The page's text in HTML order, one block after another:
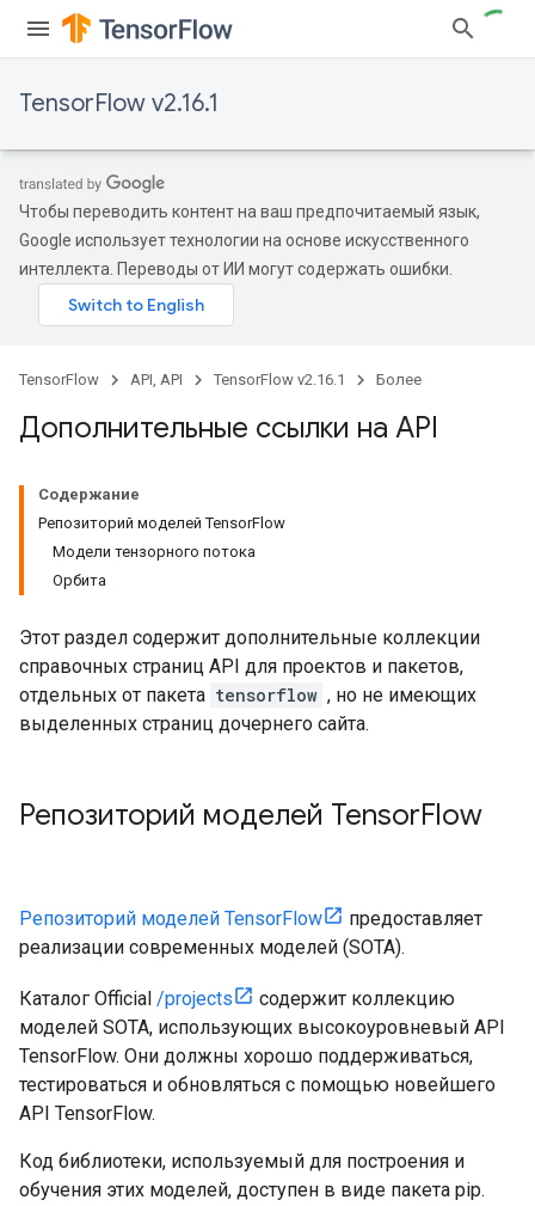
TensorFlow v2.16.1
Чтобы переводить контент на ваш предпочитаемый язык,
Google использует технологии на основе искусственного
интеллекта. Переводы от ИИ могут содержать ошибки.
TensorFlow API, API TensorFlow v2.16.1 Более
Дополнительные ссылки на API
Содержание
Репозиторий моделей TensorFlow
Модели тензорного потока
Орбита
Этот раздел содержит дополнительные коллекции
справочных страниц API для проектов и пакетов,
отдельных от пакета tensorflow , но не имеющих
выделенных страниц дочернего сайта.
Репозиторий моделей TensorFlow
Репозиторий моделей TensorFlow
предоставляет
реализации современных моделей (SOTA).
Каталог Official /projects
содержит коллекцию
моделей SOTA, использующих высокоуровневый API
TensorFlow. Они должны хорошо поддерживаться,
тестироваться и обновляться с помощью новейшего
API TensorFlow.
Код библиотеки, используемый для построения и
обучения этих моделей, доступен в виде пакета pip.